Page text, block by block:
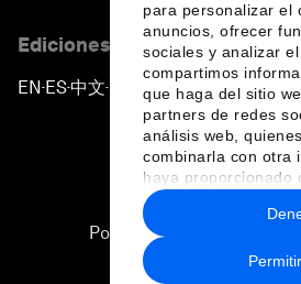
para personalizar el
anuncios, ofrecer
sociales y analizar el
compartimos
que haga del sitio
partners de redes
análisis web,
combinarla con otra
haya proporcionado
recopilado a partir
hecho de sus
Ediciones en otros idiomas
EN ▪ES▪中文▪ 日本語
Política de privacidad y
Sitemap